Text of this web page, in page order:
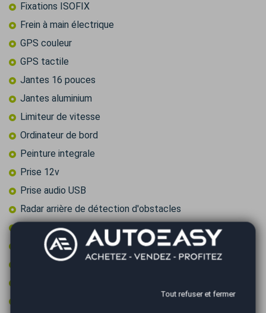
Fixations ISOFIX
Frein à main électrique
GPS couleur
GPS tactile
Jantes 16 pouces
Jantes aluminium
Limiteur de vitesse
Ordinateur de bord
Peinture integrale
Prise 12v
Prise audio USB
Radar arrière de détection d'obstacles
Radar avant de détection d'obstacles
Régulateur de vitesse
Retroviseur intérieur électrochrome
Tout refuser et fermer